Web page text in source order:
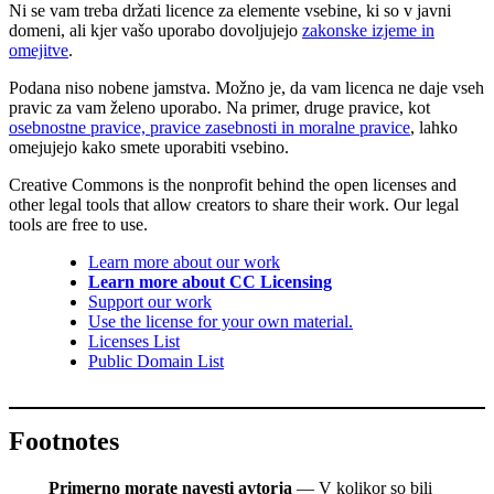
Ni se vam treba držati licence za elemente vsebine, ki so v javni
domeni, ali kjer vašo uporabo dovoljujejo zakonske izjeme in
omejitve.
Podana niso nobene jamstva. Možno je, da vam licenca ne daje vseh
pravic za vam želeno uporabo. Na primer, druge pravice, kot
osebnostne pravice, pravice zasebnosti in moralne pravice, lahko
omejujejo kako smete uporabiti vsebino.
Creative Commons is the nonprofit behind the open licenses and
other legal tools that allow creators to share their work. Our legal
tools are free to use.
Learn more about our work
Learn more about CC Licensing
Support our work
Use the license for your own material.
Licenses List
Public Domain List
Footnotes
Primerno morate navesti avtorja — V kolikor so bili